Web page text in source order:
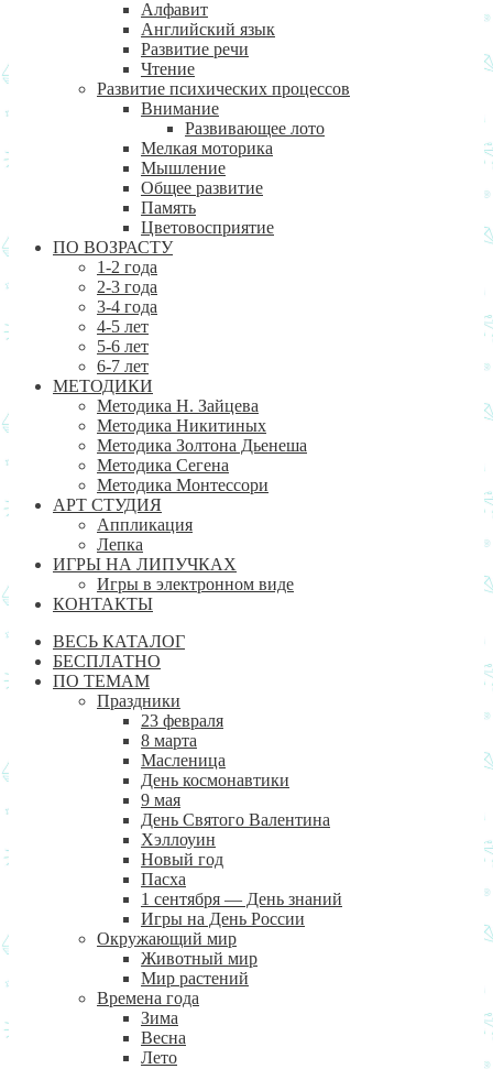
Алфавит
Английский язык
Развитие речи
Чтение
Развитие психических процессов
Внимание
Развивающее лото
Мелкая моторика
Мышление
Общее развитие
Память
Цветовосприятие
ПО ВОЗРАСТУ
1-2 года
2-3 года
3-4 года
4-5 лет
5-6 лет
6-7 лет
МЕТОДИКИ
Методика Н. Зайцева
Методика Никитиных
Методика Золтона Дьенеша
Методика Сегена
Методика Монтессори
АРТ СТУДИЯ
Аппликация
Лепка
ИГРЫ НА ЛИПУЧКАХ
Игры в электронном виде
КОНТАКТЫ
ВЕСЬ КАТАЛОГ
БЕСПЛАТНО
ПО ТЕМАМ
Праздники
23 февраля
8 марта
Масленица
День космонавтики
9 мая
День Святого Валентина
Хэллоуин
Новый год
Пасха
1 сентября — День знаний
Игры на День России
Окружающий мир
Животный мир
Мир растений
Времена года
Зима
Весна
Лето